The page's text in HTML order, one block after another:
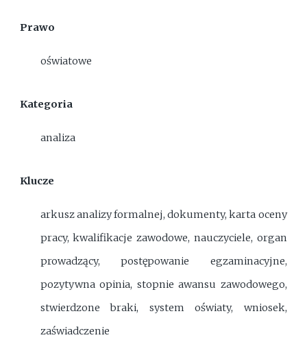
Prawo
oświatowe
Kategoria
analiza
Klucze
arkusz analizy formalnej, dokumenty, karta oceny
pracy, kwalifikacje zawodowe, nauczyciele, organ
prowadzący, postępowanie egzaminacyjne,
pozytywna opinia, stopnie awansu zawodowego,
stwierdzone braki, system oświaty, wniosek,
zaświadczenie